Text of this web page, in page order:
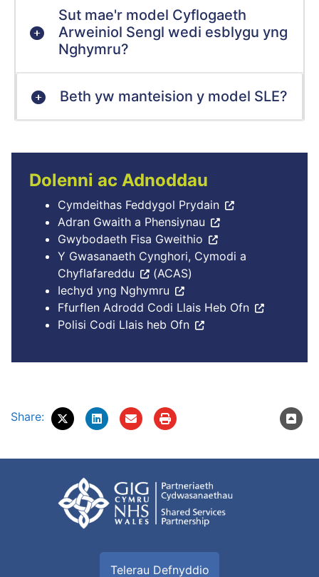
Sut mae'r model Cyflogaeth
Arweiniol Sengl wedi esblygu yng
Nghymru?
Beth yw manteision y model SLE?
Dolenni ac Adnoddau
Cymdeithas Feddygol Prydain
Adran Gwaith a Phensiynau
Gwybodaeth Fisa Gweithio
Y Gwasanaeth Cynghori, Cymodi a
Chyflafareddu
(ACAS)
Iechyd yng Nghymru
Ffurflen Adrodd Codi Llais Heb Ofn
Polisi Codi Llais heb Ofn
Share:
Telerau Defnyddio